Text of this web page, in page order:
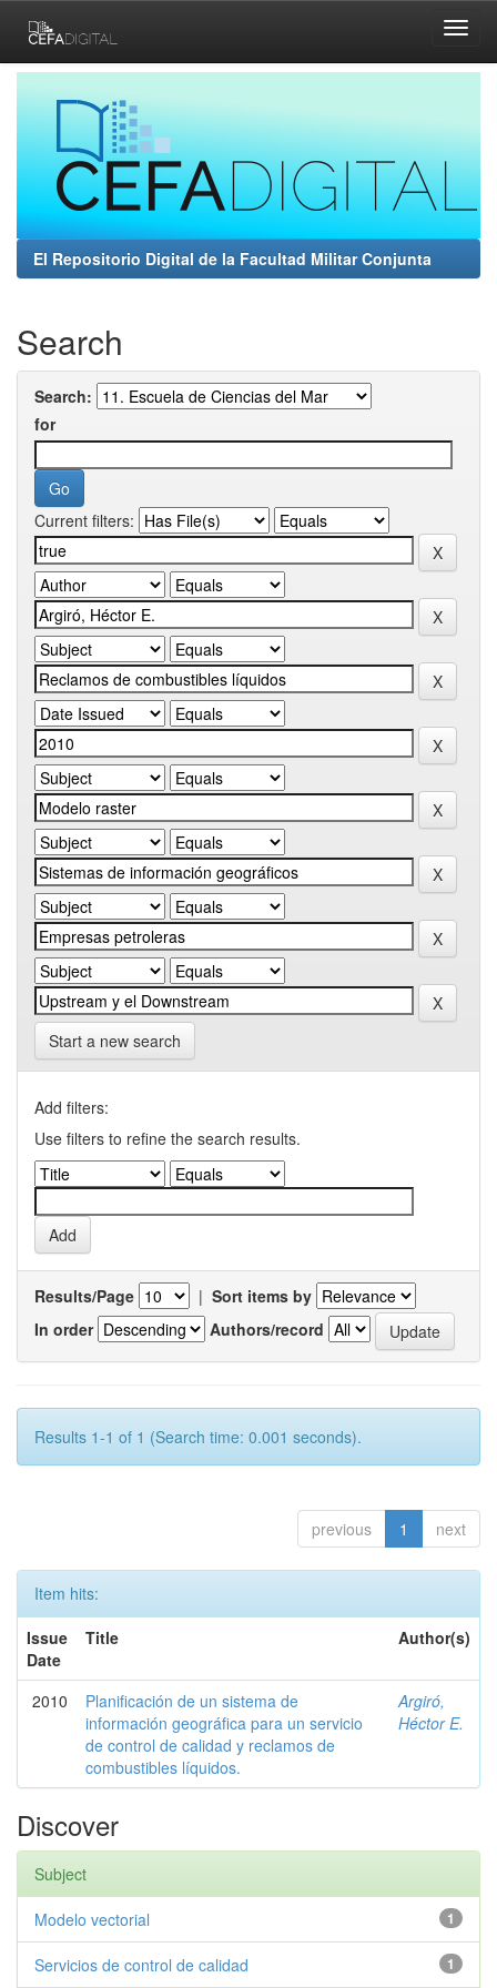
navigation
El Repositorio Digital de la Facultad Militar Conjunta
Search
Search:
for
Current filters:
Start a new search
Add filters:
Use filters to refine the search results.
Results/Page | Sort items by
In order
Authors/record
Results 1-1 of 1 (Search time: 0.001 seconds).
previous 1 next
Item hits:
Issue
Date
Title Author(s)
2010
Planificación de un sistema de
información geográfica para un servicio
de control de calidad y reclamos de
combustibles líquidos.
Argiró,
Héctor E.
Discover
Subject
1
Modelo vectorial
1
Servicios de control de calidad